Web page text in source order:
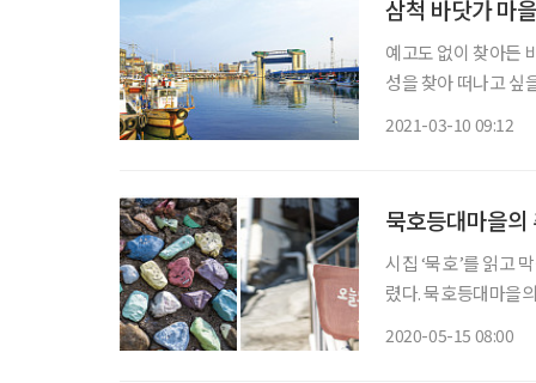
삼척 바닷가 마
예고도 없이 찾아든
성을 찾아 떠나고 싶
2021-03-10 09:12
묵호등대마을
시집 ‘묵호’를 읽고
렸다. 묵호등대마을
2020-05-15 08:00